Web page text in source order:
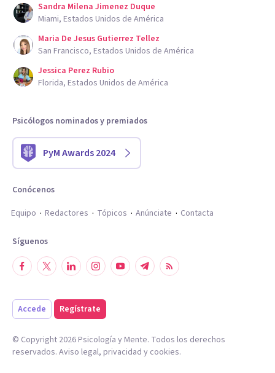
Sandra Milena Jimenez Duque
Miami, Estados Unidos de América
Maria De Jesus Gutierrez Tellez
San Francisco, Estados Unidos de América
Jessica Perez Rubio
Florida, Estados Unidos de América
Psicólogos nominados y premiados
PyM Awards 2024
Conócenos
Equipo
Redactores Tópicos Anúnciate Contacta
Síguenos
Accede Regístrate
© Copyright 2026Psicología y Mente. Todos los derechos
reservados. Aviso legal, privacidad y cookies.